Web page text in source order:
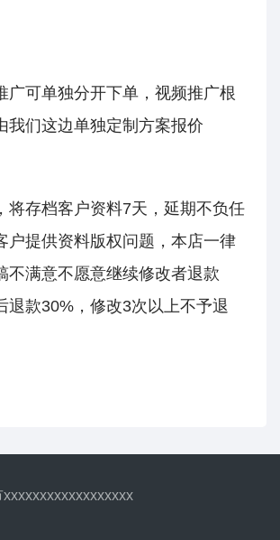
广可单独分开下单，视频推广根
我们这边单独定制方案报价
将存档客户资料7天，延期不负任
户提供资料版权问题，本店一律
不满意不愿意继续修改者退款
退款30%，修改3次以上不予退
xxxxxxxxxxxxxxxxxx